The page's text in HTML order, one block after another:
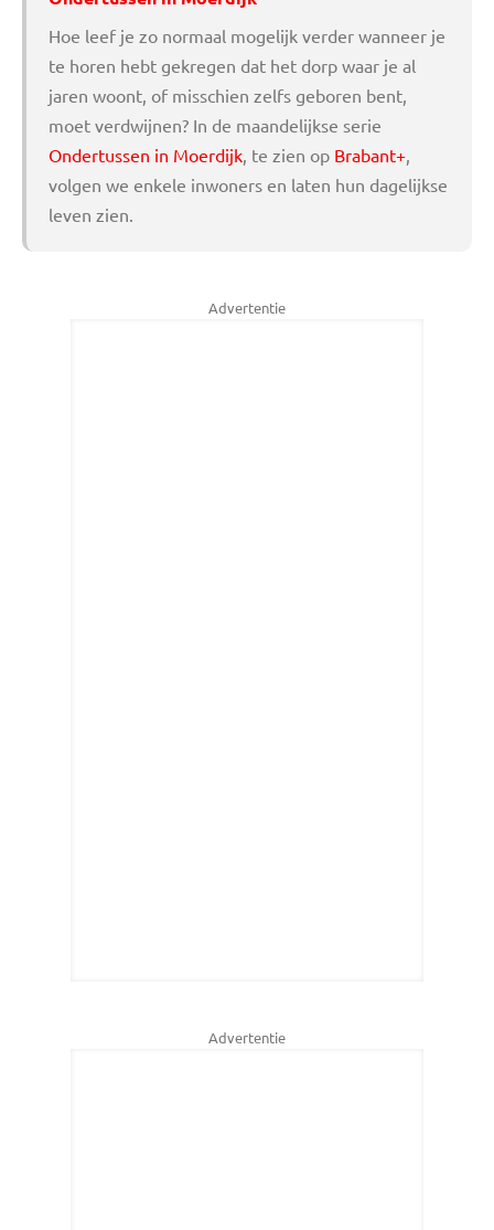
Hoe leef je zo normaal mogelijk verder wanneer je
te horen hebt gekregen dat het dorp waar je al
jaren woont, of misschien zelfs geboren bent,
moet verdwijnen? In de maandelijkse serie
Ondertussen in Moerdijk, te zien op Brabant+,
volgen we enkele inwoners en laten hun dagelijkse
leven zien.
Advertentie
Advertentie